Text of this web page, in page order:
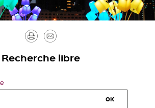
Imprimer
Recherche libre